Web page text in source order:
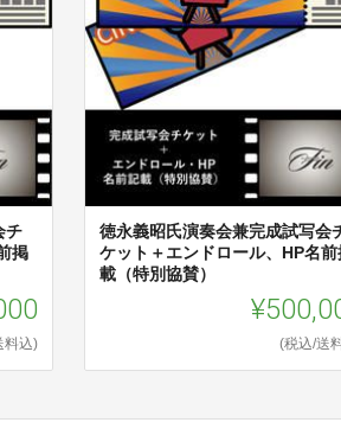
チ
掲
料込)
徳永義昭氏演奏会兼完成試写会
ケット＋エンドロール、HP名前
載（特別協賛）
(税込/送